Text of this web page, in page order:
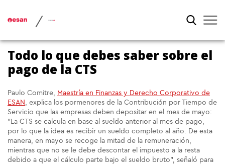
/
Todo lo que debes saber sobre el
pago de la CTS
Paulo Comitre, Maestría en Finanzas y Derecho Corporativo de
ESAN , explica los pormenores de la Contribución por Tiempo de
Servicio que las empresas deben depositar en el mes de mayo:
"La CTS se calcula en base al sueldo anterior al mes de pago,
por lo que la idea es recibir un sueldo completo al año. De esta
manera, en mayo se recoge la mitad de la remuneración,
mientras que no se le debe descontar el impuesto a la resta
debido a que el cálculo parte bajo el sueldo bruto", señaló para